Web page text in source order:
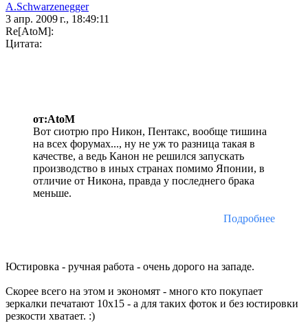
A.Schwarzenegger
3 апр. 2009 г., 18:49:11
Re[AtoM]:
Цитата:
от:AtoM
Вот сиотрю про Никон, Пентакс, вообще тишина
на всех форумах..., ну не уж то разница такая в
качестве, а ведь Канон не решился запускать
производство в иных странах помимо Японии, в
отличие от Никона, правда у последнего брака
меньше.
Подробнее
Юстировка - ручная работа - очень дорого на западе.
Скорее всего на этом и экономят - много кто покупает
зеркалки печатают 10х15 - а для таких фоток и без юстировки
резкости хватает. :)